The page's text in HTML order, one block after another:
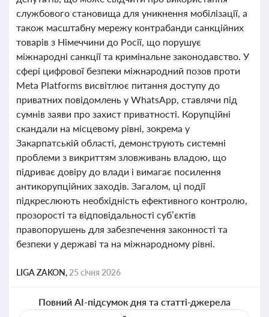
службового становища для уникнення мобілізації, а
також масштабну мережу контрабанди санкційних
товарів з Німеччини до Росії, що порушує
міжнародні санкції та кримінальне законодавство. У
сфері цифрової безпеки міжнародний позов проти
Meta Platforms висвітлює питання доступу до
приватних повідомлень у WhatsApp, ставлячи під
сумнів заяви про захист приватності. Корупційні
скандали на місцевому рівні, зокрема у
Закарпатській області, демонструють системні
проблеми з викриттям зловживань владою, що
підриває довіру до влади і вимагає посилення
антикорупційних заходів. Загалом, ці події
підкреслюють необхідність ефективного контролю,
прозорості та відповідальності суб’єктів
правопорушень для забезпечення законності та
безпеки у державі та на міжнародному рівні.
LIGA ZAKON, 25 січня 2026
Повний AI-підсумок дня та статті-джерела